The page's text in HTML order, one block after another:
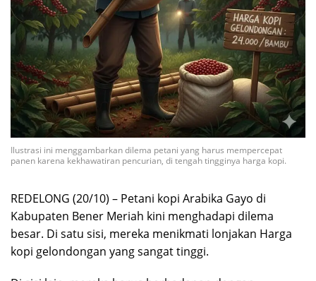
Ilustrasi ini menggambarkan dilema petani yang harus mempercepat
panen karena kekhawatiran pencurian, di tengah tingginya harga kopi.
REDELONG (20/10) – Petani kopi Arabika Gayo di
Kabupaten Bener Meriah kini menghadapi dilema
besar. Di satu sisi, mereka menikmati lonjakan Harga
kopi gelondongan yang sangat tinggi.